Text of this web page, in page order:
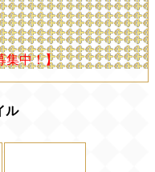
集中！】
ル